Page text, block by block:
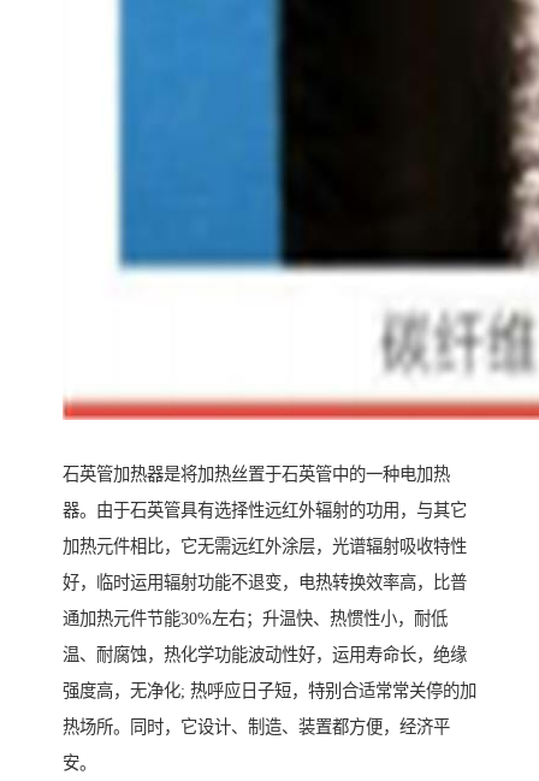
石英管加热器是将加热丝置于石英管中的一种电加热
器。由于石英管具有选择性远红外辐射的功用，与其它
加热元件相比，它无需远红外涂层，光谱辐射吸收特性
好，临时运用辐射功能不退变，电热转换效率高，比普
通加热元件节能30%左右；升温快、热惯性小，耐低
温、耐腐蚀，热化学功能波动性好，运用寿命长，绝缘
强度高，无净化; 热呼应日子短，特别合适常常关停的加
热场所。同时，它设计、制造、装置都方便，经济平
安。